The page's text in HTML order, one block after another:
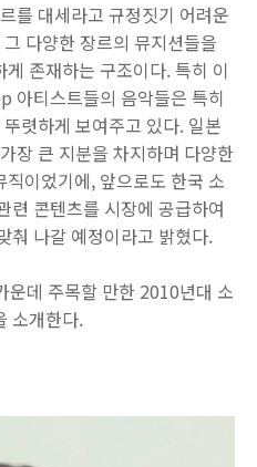
를 대세라고 규정짓기 어려운
다양한 장르의 뮤지션들을
존재하는 구조이다. 특히 이
아티스트들의 음악들은 특히
렷하게 보여주고 있다. 일본
장 큰 지분을 차지하며 다양한
이었기에, 앞으로도 한국 소
콘텐츠를 시장에 공급하여
춰 나갈 예정이라고 밝혔다.
운데 주목할 만한 2010년대 소
소개한다.